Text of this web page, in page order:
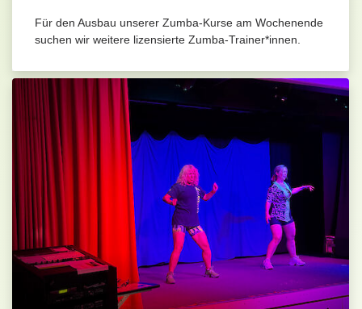
Für den Ausbau unserer Zumba-Kurse am Wochenende
suchen wir weitere lizensierte Zumba-Trainer*innen.